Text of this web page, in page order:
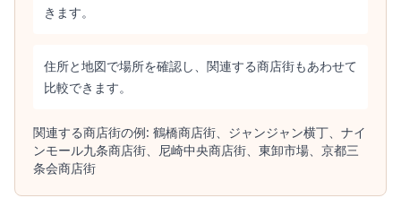
きます。
住所と地図で場所を確認し、関連する商店街もあわせて
比較できます。
関連する商店街の例: 鶴橋商店街、 ジャンジャン横丁、 ナイ
ンモール九条商店街、 尼崎中央商店街、 東卸市場、 京都三
条会商店街